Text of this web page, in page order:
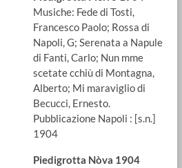
Musiche: Fede di Tosti,
Francesco Paolo; Rossa di
Napoli, G; Serenata a Napule
di Fanti, Carlo; Nun mme
scetate cchiù di Montagna,
Alberto; Mi maraviglio di
Becucci, Ernesto.
Pubblicazione Napoli : [s.n.]
1904
Piedigrotta Nòva 1904